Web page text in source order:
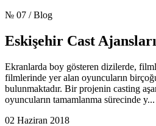
№ 07 / Blog
Eskişehir Cast Ajansları
Ekranlarda boy gösteren dizilerde,
filmlerinde yer alan oyuncuların
bulunmaktadır. Bir projenin casting
oyuncuların tamamlanma sürecinde y...
02 Haziran 2018